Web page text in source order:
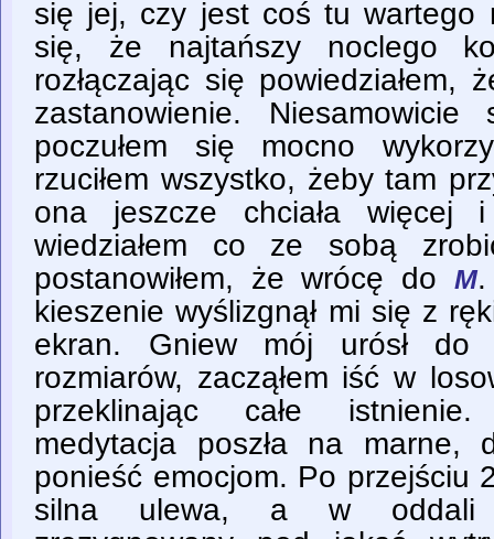
się jej, czy jest coś tu wartego
się, że najtańszy noclego
rozłączając się powiedziałem,
zastanowienie. Niesamowicie
poczułem się mocno
rzuciłem wszystko, żeby tam
ona jeszcze chciała więcej
wiedziałem co ze sobą
postanowiłem, że wrócę do M.
kieszenie wyślizgnął mi się z
ekran. Gniew mój urósł do
rozmiarów, zacząłem iść w
przeklinając całe
medytacja poszła na marne,
ponieść emocjom. Po przejściu
silna ulewa, a w oddali